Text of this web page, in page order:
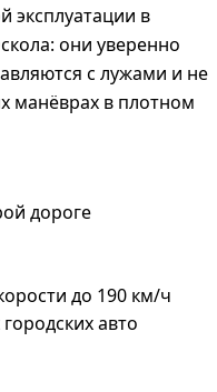
эксплуатации в
они уверенно
с лужами и не
манёврах в плотном
дороге
до 190 км/ч
авто